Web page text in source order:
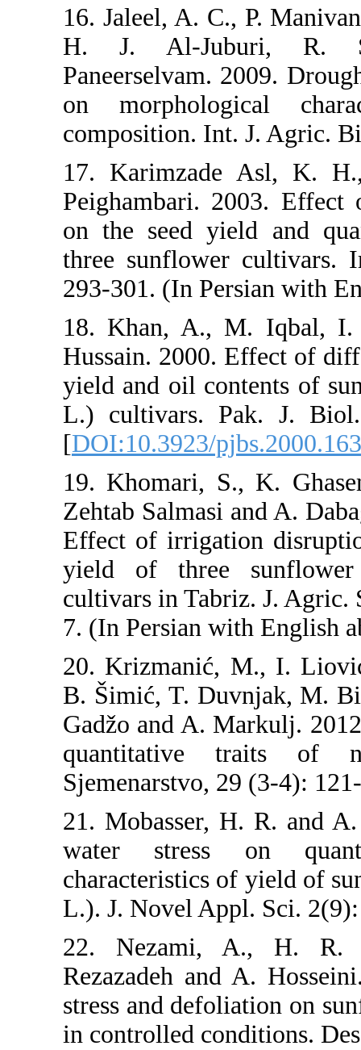
16. Jaleel,
H. J. Al-
on
composition.
17.
on the seed
three
293-301. (In
18. Khan,
Hussain.
yield and oil
L.)
[
19.
Zehtab
Effect of
yield of
cultivars in
7. (In
20.
B. Šimić, T.
Gadžo and
21.
water
L.). J. Novel
22.
Rezazadeh
stress and
in controlled